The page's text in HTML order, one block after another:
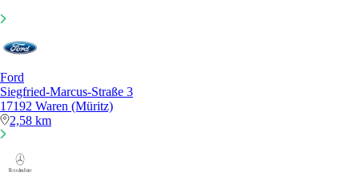
Ford
Siegfried-Marcus-Straße 3
17192 Waren (Müritz)
2,58 km